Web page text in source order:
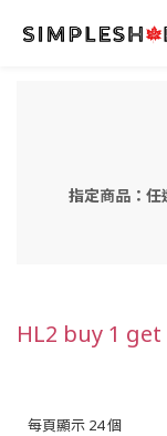
指定商品：任
HL2 buy 1 get
每頁顯示 24 個